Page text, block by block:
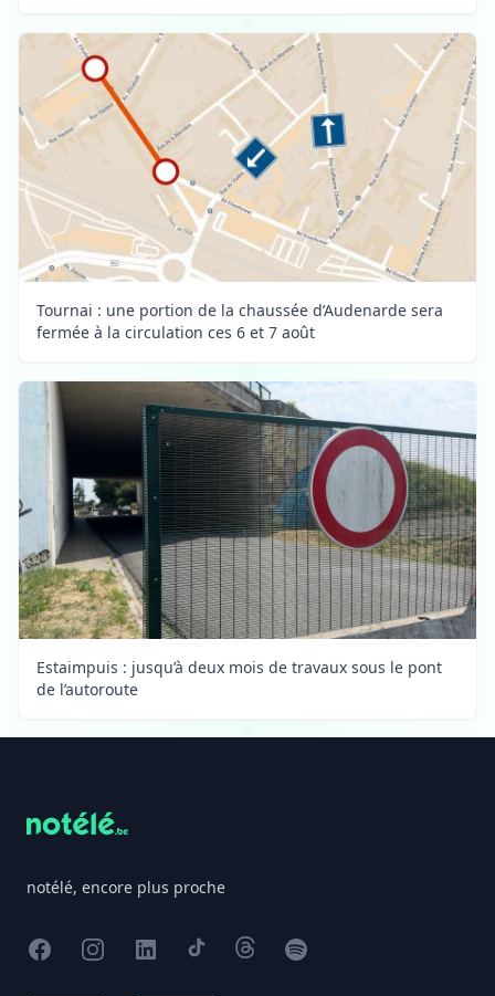
Tournai : une portion de la chaussée d’Audenarde sera
fermée à la circulation ces 6 et 7 août
Estaimpuis : jusqu’à deux mois de travaux sous le pont
de l’autoroute
notélé, encore plus proche
FacebookInstagram
X TikTokThreadsSpotify